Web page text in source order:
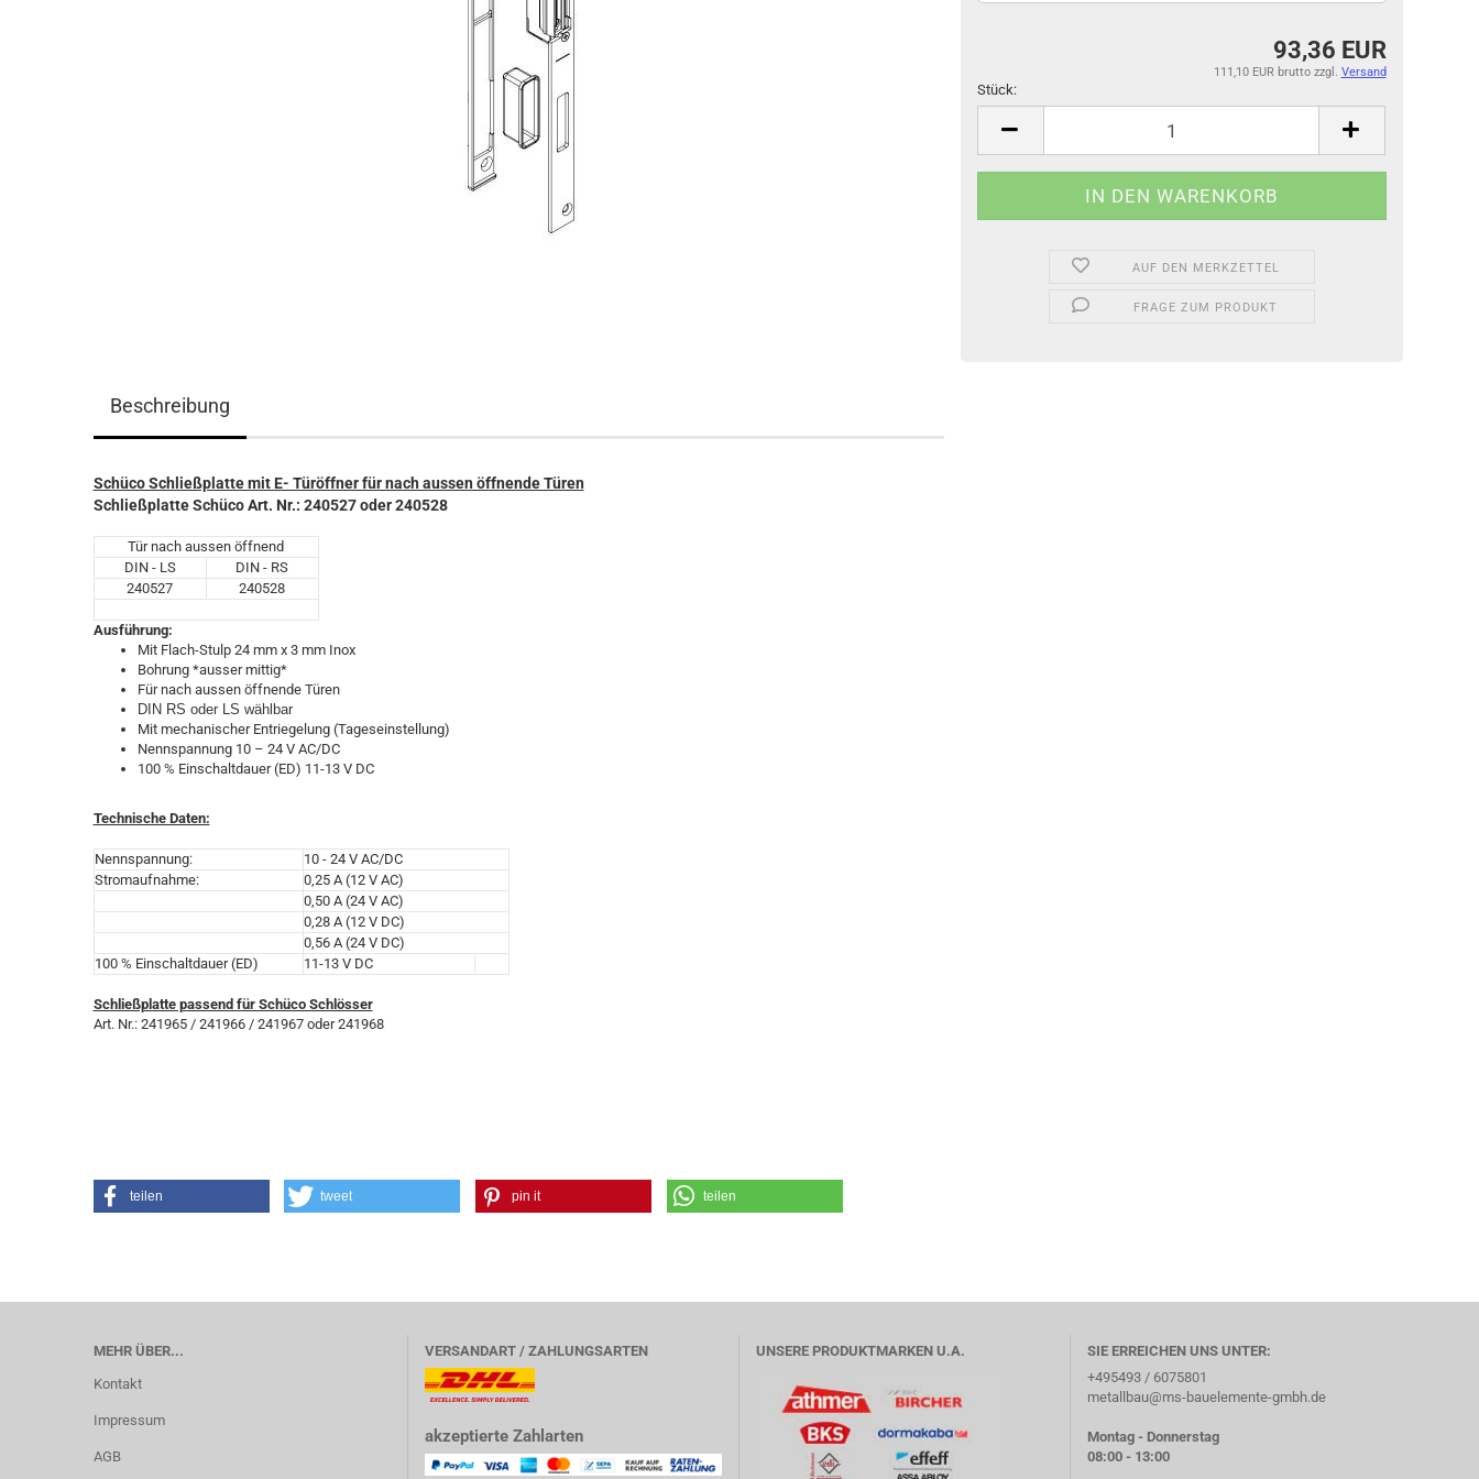
93,36 EUR
111,10 EUR bruttozzgl. Versand
Stück:
Stück
AUF DEN MERKZETTEL
FRAGE ZUM PRODUKT
Beschreibung
Schüco Schließplatte mit E- Türöffner für nach aussen öffnende Türen
Schließplatte Schüco Art. Nr.: 240527 oder 240528
Tür nach aussen öffnend
DIN - LS
DIN - RS
240527
240528
Ausführung:
Mit Flach-Stulp 24 mm x 3 mm Inox
Bohrung *ausser mittig*
Für nach aussen öffnende Türen
DIN RS oder LS wählbar
Mit mechanischer Entriegelung (Tageseinstellung)
Nennspannung 10 – 24 V AC/DC
100 % Einschaltdauer (ED) 11-13 V DC
Technische Daten:
Nennspannung:
10 - 24 V AC/DC
Stromaufnahme:
0,25 A (12 V AC)
0,50 A (24 V AC)
0,28 A (12 V DC)
0,56 A (24 V DC)
100 % Einschaltdauer (ED)
11-13 V DC
Schließplatte passend für Schüco Schlösser
Art. Nr.: 241965 / 241966 / 241967 oder 241968
teilen tweet pin it teilen
MEHR ÜBER...
Kontakt
Impressum
AGB
VERSANDART / ZAHLUNGSARTEN
akzeptierte Zahlarten
UNSERE PRODUKTMARKEN U.A.
SIE ERREICHEN UNS UNTER:
+495493 / 6075801
metallbau@ms-bauelemente-gmbh.de
Montag - Donnerstag
08:00 - 13:00